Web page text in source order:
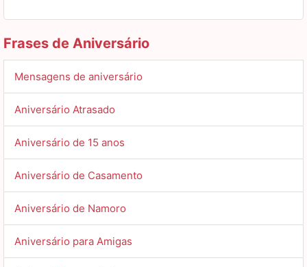
Frases de Aniversário
Mensagens de aniversário
Aniversário Atrasado
Aniversário de 15 anos
Aniversário de Casamento
Aniversário de Namoro
Aniversário para Amigas